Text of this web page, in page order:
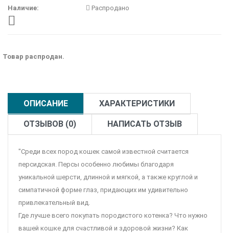
Наличие:
Распродано
Товар распродан.
ОПИСАНИЕ ХАРАКТЕРИСТИКИ
ОТЗЫВОВ (0) НАПИСАТЬ ОТЗЫВ
"Среди всех пород кошек самой известной считается
персидская. Персы особенно любимы благодаря
уникальной шерсти, длинной и мягкой, а также круглой и
симпатичной форме глаз, придающих им удивительно
привлекательный вид.
Где лучше всего покупать породистого котенка? Что нужно
вашей кошке для счастливой и здоровой жизни? Как